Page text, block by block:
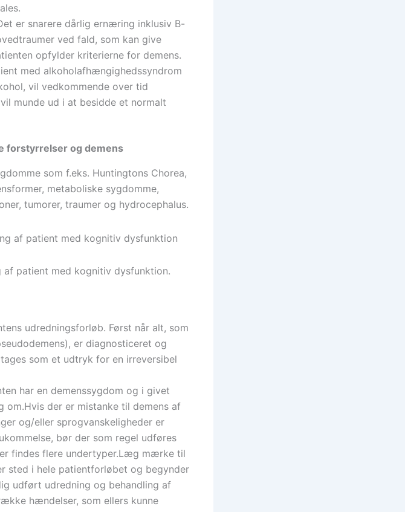
er snarere dårlig ernæring inklusiv B-
ved fald, som kan give
opfylder kriterierne for demens.
med alkoholafhængighedssyndrom
vil vedkommende over tid
munde ud i at besidde et normalt
forstyrrelser og demens
som f.eks. Huntingtons Chorea,
metaboliske sygdomme,
tumorer, traumer og hydrocephalus.
patient med kognitiv dysfunktion.
udredningsforløb. Først når alt, som
er diagnosticeret og
som et udtryk for en irreversibel
har en demenssygdom og i givet
om.Hvis der er mistanke til demens af
og/eller sprogvanskeligheder er
bør der som regel udføres
findes flere undertyper.Læg mærke til
sted i hele patientforløbet og begynder
udført udredning og behandling af
hændelser, som ellers kunne